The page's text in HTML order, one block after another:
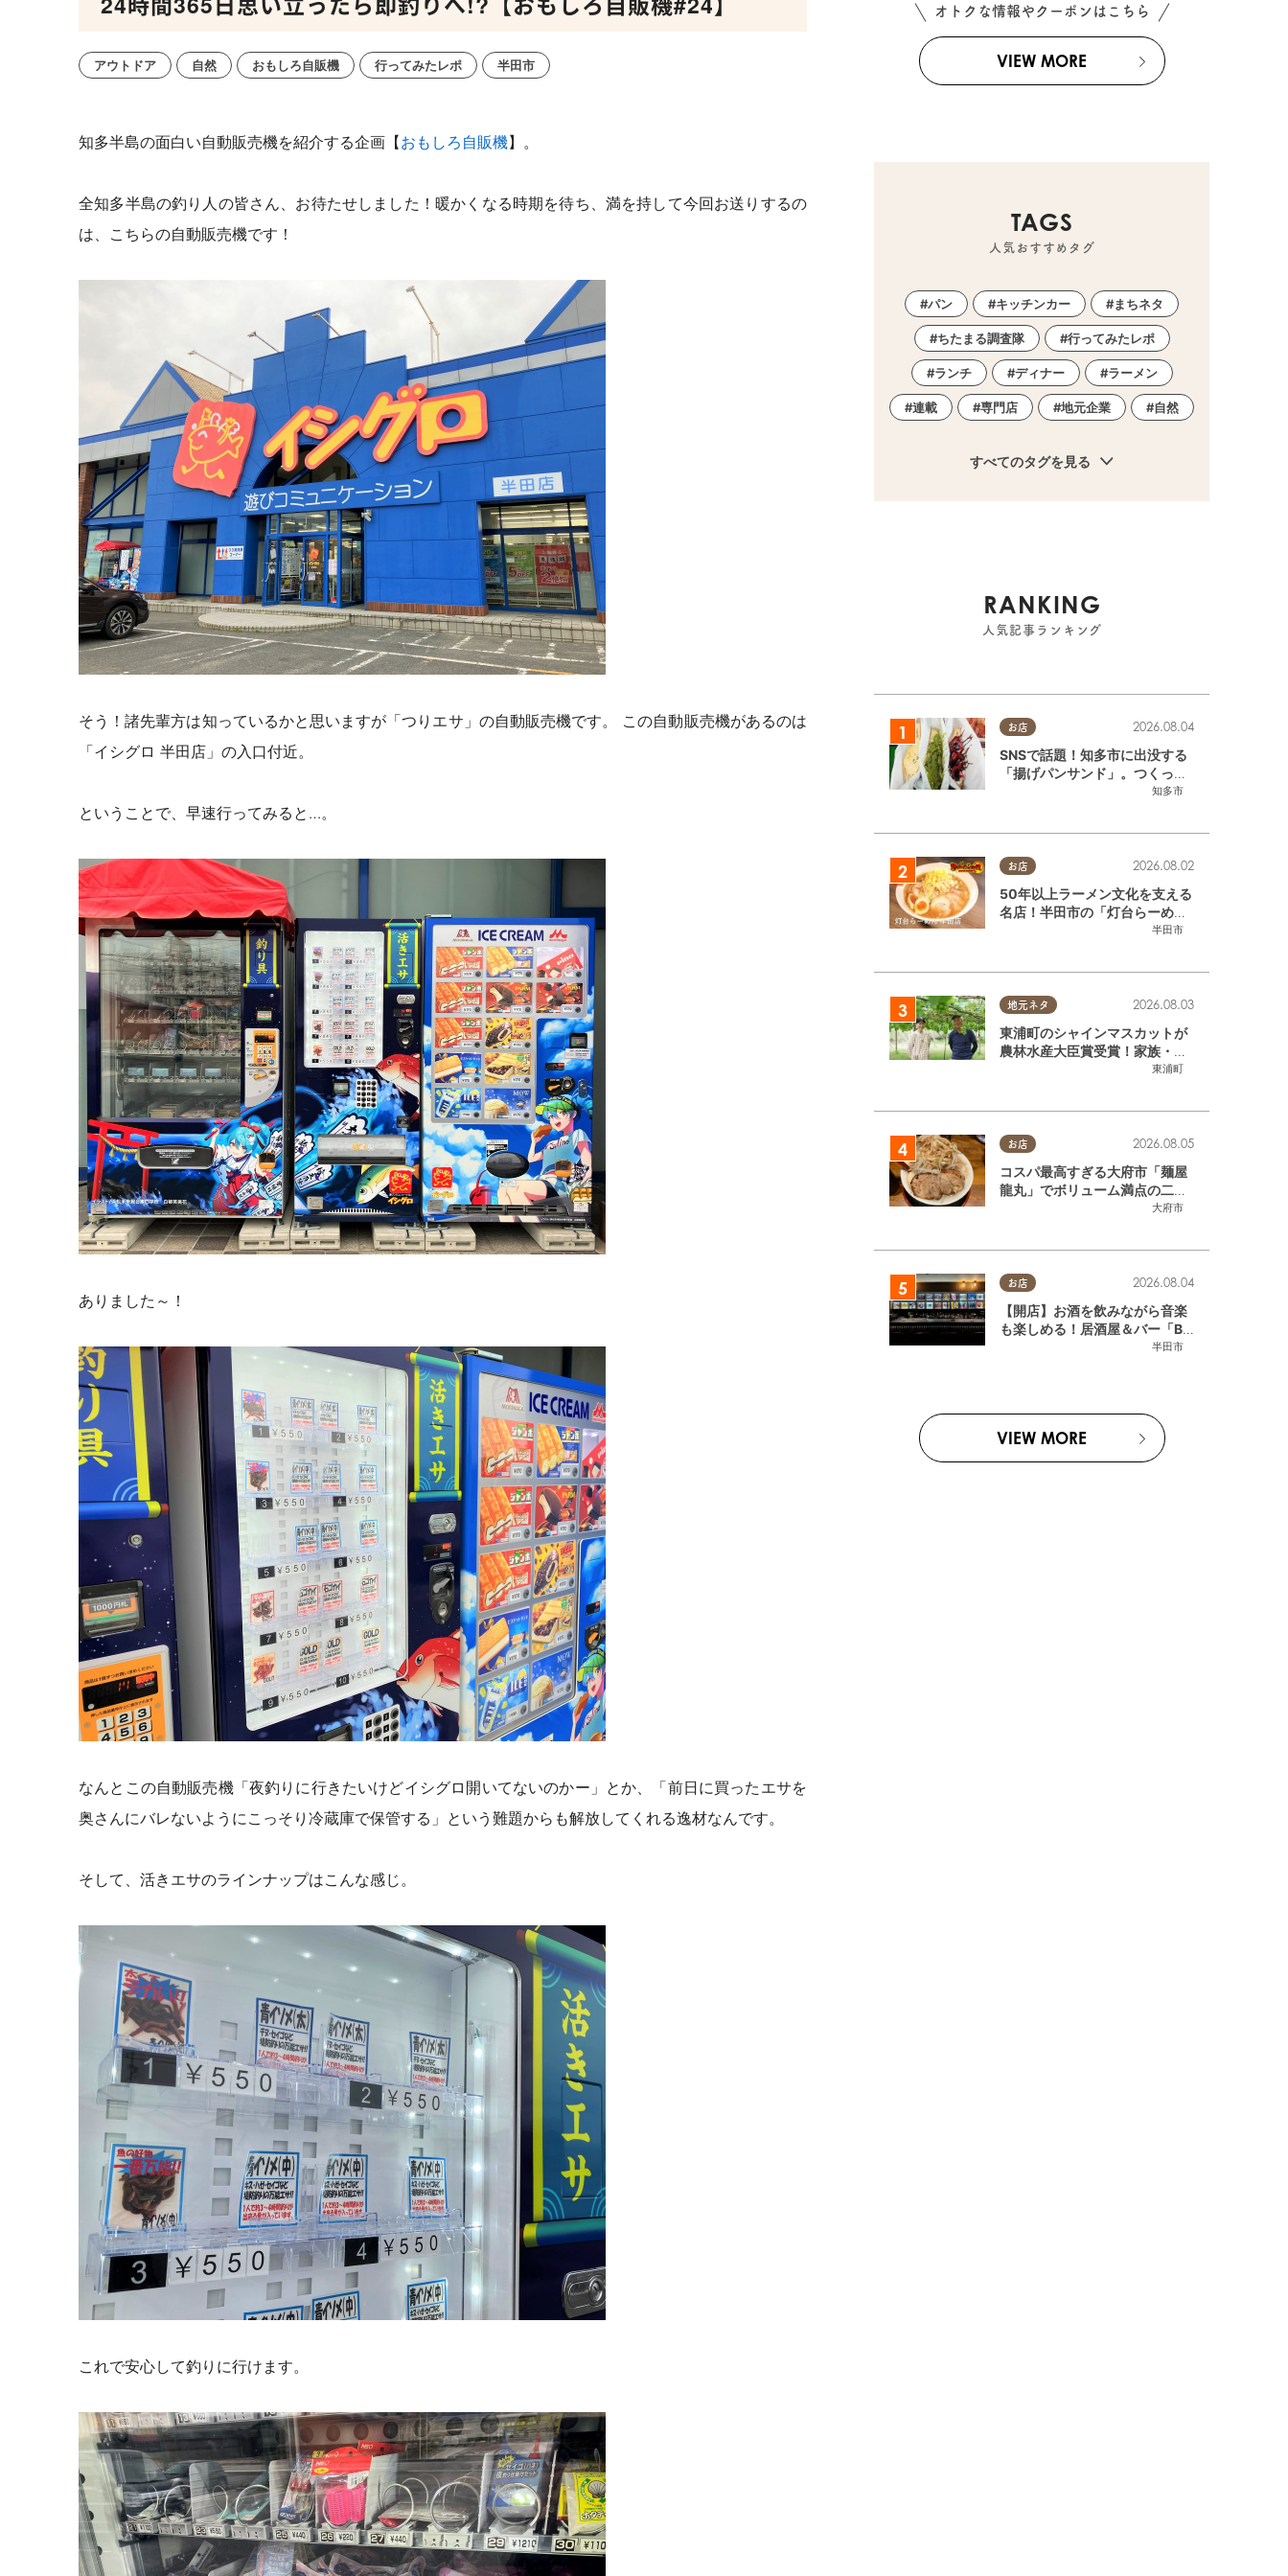
アウトドア 自然 おもしろ自販機 行ってみたレポ 半田市
知多半島の面白い自動販売機を紹介する企画【おもしろ自販機】。
全知多半島の釣り人の皆さん、お待たせしました！暖かくなる時期を待ち、満を持して今回お送りするの
は、こちらの自動販売機です！
そう！諸先輩方は知っているかと思いますが「つりエサ」の自動販売機です。
この自動販売機があるのは
「イシグロ 半田店」の入口付近。
ということで、早速行ってみると…。
ありました～！
なんとこの自動販売機「夜釣りに行きたいけどイシグロ開いてないのかー」とか、「前日に買ったエサを
奥さんにバレないようにこっそり冷蔵庫で保管する」という難題からも解放してくれる逸材なんです。
そして、活きエサのラインナップはこんな感じ。
これで安心して釣りに行けます。
オトクな情報やクーポンはこちら
VIEW MORE
TAGS
人気おすすめタグ
パン キッチンカー まちネタ
ちたまる調査隊 行ってみたレポ
ランチ ディナー ラーメン
連載 専門店 地元企業 自然
すべてのタグを見る
RANKING
人気記事ランキング
お店
知多市
2026.08.04
SNSで話題！知多市に出没する
「揚げパンサンド」。つくって
いるのはお祭りお兄さん!?【ち
お店
半田市
2026.08.02
50年以上ラーメン文化を支える
名店！半田市の「灯台らーめん
半田店」へ【熱血ラーメン伝 8
地元ネタ
東浦町
2026.08.03
東浦町のシャインマスカットが
農林水産大臣賞受賞！家族・仲
間と歩んだ「水野農園」ブドウ
お店
大府市
2026.08.05
コスパ最高すぎる大府市「麺屋
龍丸」でボリューム満点の二郎
系ラーメンを堪能してきた
お店
半田市
2026.08.04
【開店】お酒を飲みながら音楽
も楽しめる！居酒屋＆バー「BL
OOMY (ブルーミー)」が7/3
VIEW MORE